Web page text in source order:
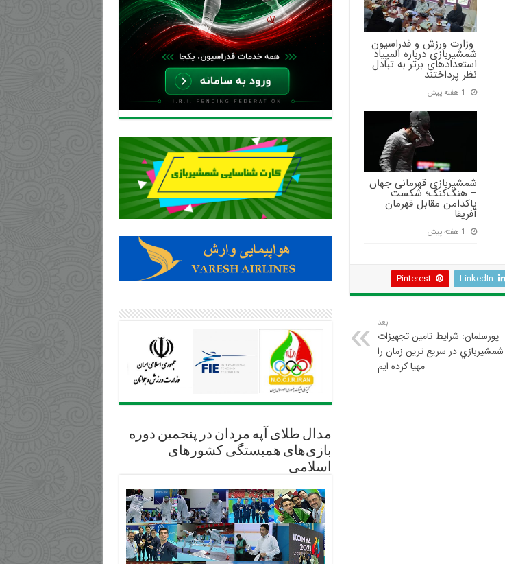
‍ وزارت ورزش و فدراسیون
شمشیربازی درباره المپیاد
استعدادهای برتر به تبادل
نظر پرداختند
1 هفته پیش
شمشیربازی قهرمانی جهان
– هنگ‌کنگ؛ شکست
پاکدامن مقابل قهرمان
آفریقا
1 هفته پیش
LinkedIn
Pinterest
بعد
پورسلمان: شرايط تامين تجهيزات
شمشيربازي در سريع ترين زمان را
مهيا كرده ايم
مدال طلای آپه مردان در پنجمین دوره
بازی‌های همبستگی کشورهای
اسلامی